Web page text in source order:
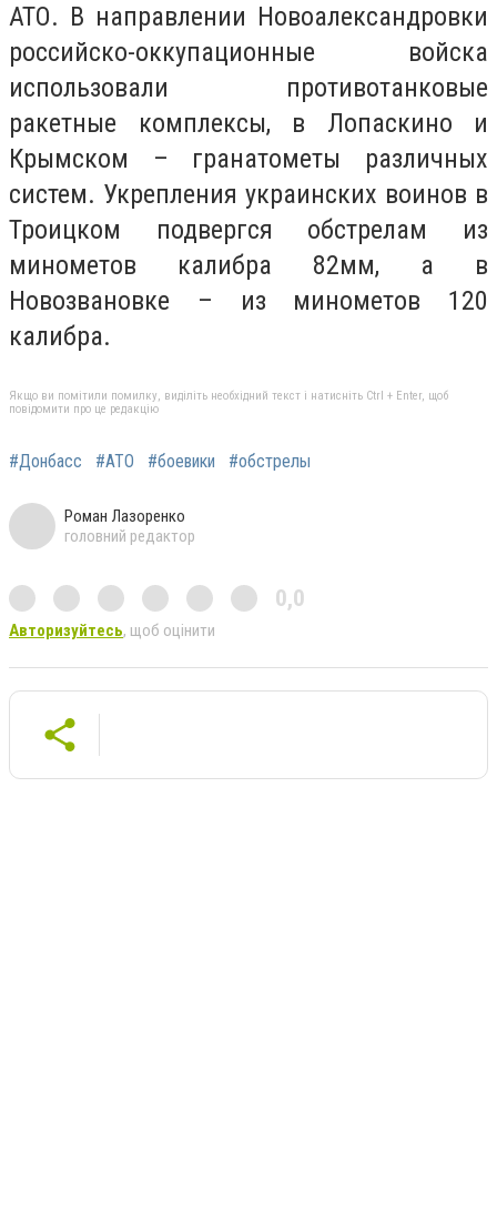
АТО. В направлении Новоалександровки
российско-оккупационные войска
использовали противотанковые
ракетные комплексы, в Лопаскино и
Крымском – гранатометы различных
систем. Укрепления украинских воинов в
Троицком подвергся обстрелам из
минометов калибра 82мм, а в
Новозвановке – из минометов 120
калибра.
Якщо ви помітили помилку, виділіть необхідний текст і натисніть Ctrl + Enter, щоб
повідомити про це редакцію
#Донбасс #АТО #боевики #обстрелы
Роман Лазоренко
головний редактор
0,0
Авторизуйтесь, щоб оцінити